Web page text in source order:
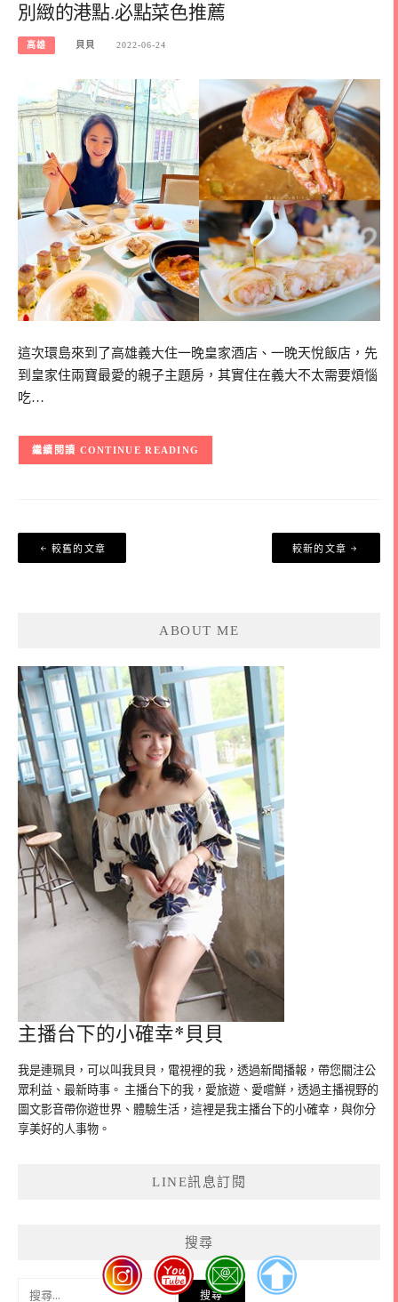
別緻的港點.必點菜色推薦
高雄 貝貝 2022-06-24
這次環島來到了高雄義大住一晚皇家酒店、一晚天悅飯店，先
到皇家住兩寶最愛的親子主題房，其實住在義大不太需要煩惱
吃…
CONTINUE READING
文
章
較舊的文章 較新的文章
ABOUT ME
主播台下的小確幸*貝貝
我是連珮貝，可以叫我貝貝，電視裡的我，透過新聞播報，帶您關注公
眾利益、最新時事。 主播台下的我，愛旅遊、愛嚐鮮，透過主播視野的
圖文影音帶你遊世界、體驗生活，這裡是我主播台下的小確幸，與你分
享美好的人事物。
LINE訊息訂閱
搜尋